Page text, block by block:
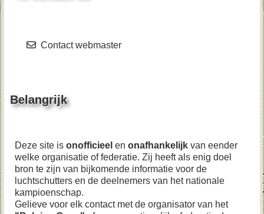
Contact webmaster
Belangrijk
Deze site is onofficieel en onafhankelijk van eender
welke organisatie of federatie. Zij heeft als enig doel
bron te zijn van bijkomende informatie voor de
luchtschutters en de deelnemers van het nationale
kampioenschap.
Gelieve voor elk contact met de organisator van het